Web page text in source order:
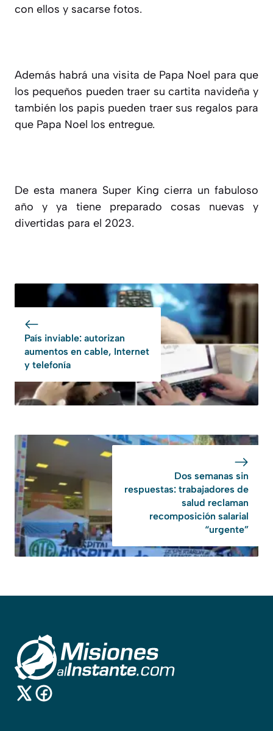
con ellos y sacarse fotos.
Además habrá una visita de Papa Noel para que
los pequeños pueden traer su cartita navideña y
también los papis pueden traer sus regalos para
que Papa Noel los entregue.
De esta manera Super King cierra un fabuloso
año y ya tiene preparado cosas nuevas y
divertidas para el 2023.
País inviable: autorizan
aumentos en cable, Internet
y telefonía
Dos semanas sin
respuestas: trabajadores de
salud reclaman
recomposición salarial
“urgente”